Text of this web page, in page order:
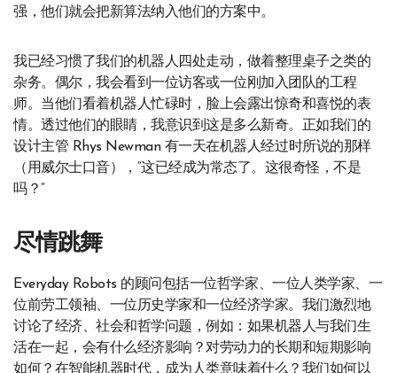
强，他们就会把新算法纳入他们的方案中。
我已经习惯了我们的机器人四处走动，做着整理桌子之类的
杂务。偶尔，我会看到一位访客或一位刚加入团队的工程
师。当他们看着机器人忙碌时，脸上会露出惊奇和喜悦的表
情。透过他们的眼睛，我意识到这是多么新奇。正如我们的
设计主管 Rhys Newman 有一天在机器人经过时所说的那样
（用威尔士口音），“这已经成为常态了。这很奇怪，不是
吗？”
尽情跳舞
Everyday Robots 的顾问包括一位哲学家、一位人类学家、一
位前劳工领袖、一位历史学家和一位经济学家。我们激烈地
讨论了经济、社会和哲学问题，例如：如果机器人与我们生
活在一起，会有什么经济影响？对劳动力的长期和短期影响
如何？在智能机器时代，成为人类意味着什么？我们如何以